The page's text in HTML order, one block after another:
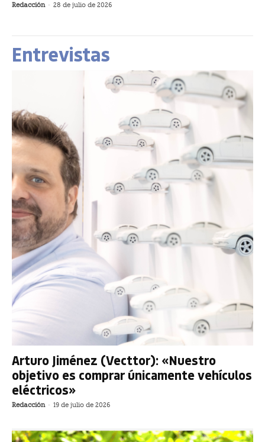
Redacción - 28 de julio de 2026
Entrevistas
Arturo Jiménez (Vecttor): «Nuestro
objetivo es comprar únicamente vehículos
eléctricos»
Redacción - 19 de julio de 2026